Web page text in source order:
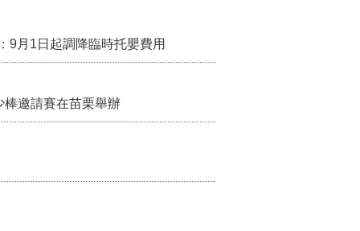
9月1日起調降臨時托嬰費用
邀請賽在苗栗舉辦